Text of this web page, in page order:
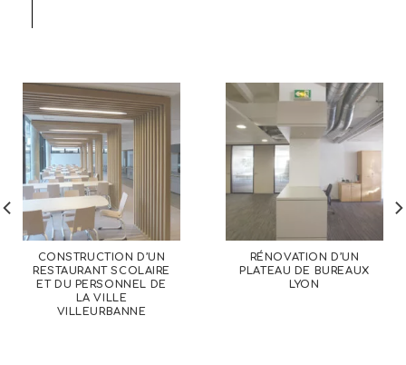
CONSTRUCTION D’UN
RESTAURANT SCOLAIRE
ET DU PERSONNEL DE
LA VILLE
VILLEURBANNE
RÉNOVATION D’UN
PLATEAU DE BUREAUX
LYON